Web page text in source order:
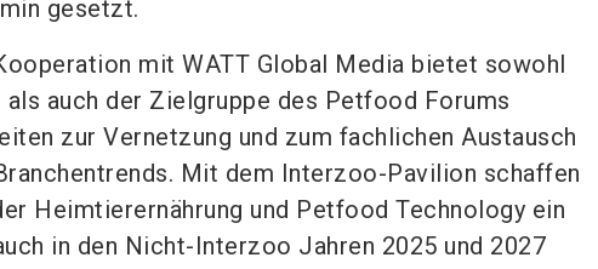
gesetzt.
mit WATT Global Media bietet sowohl
auch der Zielgruppe des Petfood Forums
zur Vernetzung und zum fachlichen Austausch
Mit dem Interzoo-Pavilion schaffen
Heimtierernährung und Petfood Technology ein
in den Nicht-Interzoo Jahren 2025 und 2027